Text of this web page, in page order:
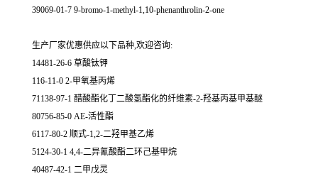
39069-01-7 9-bromo-1-methyl-1,10-phenanthrolin-2-one
生产厂家优惠供应以下品种,欢迎咨询:
14481-26-6 草酸钛钾
116-11-0 2-甲氧基丙烯
71138-97-1 醋酸酯化丁二酸氢酯化的纤维素-2-羟基丙基甲基醚
80756-85-0 AE-活性酯
6117-80-2 顺式-1,2-二羟甲基乙烯
5124-30-1 4,4-二异氰酸酯二环己基甲烷
40487-42-1 二甲戊灵